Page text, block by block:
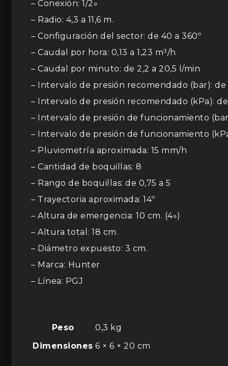
– Conexión: 1/2»
– Radio: 4,3 a 11,6 m.
– Configuración del sector: de 40 a 360º
– Caudal por hora: 0,13 a 1,23 m³/h
– Caudal por minuto: de 2,2 a 20,5 l/min
– Intervalo de presión recomendado (bar): de
– Intervalo de presión recomendado (kPa):
– Intervalo de presión de funcionamiento
– Intervalo de presión de funcionamiento
– Pluviometría aproximada: 15 mm/h
– Cantidad de boquillas: 8
– Rango de boquillas: de 0,75 a 5
– Trayectoria aproximada: 14º
– Altura de emergencia: 10 cm. (4»)
– Altura total: 18 cm.
– Diámetro expuesto: 3 cm.
– Marca: Hunter
– Línea: PGJ
Peso
0,3 kg
Dimensiones 6 × 6 × 20 cm